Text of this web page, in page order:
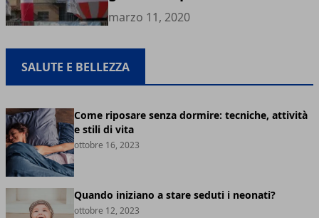
marzo 11, 2020
SALUTE E BELLEZZA
Come riposare senza dormire: tecniche, attività
e stili di vita
ottobre 16, 2023
Quando iniziano a stare seduti i neonati?
ottobre 12, 2023